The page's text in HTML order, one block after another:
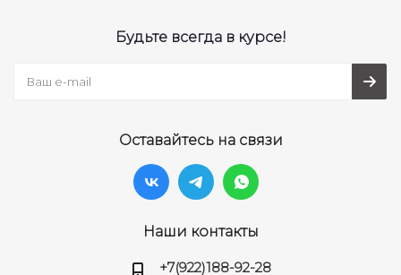
Будьте всегда в курсе!
Оставайтесь на связи
Наши контакты
+7(922)188-92-28